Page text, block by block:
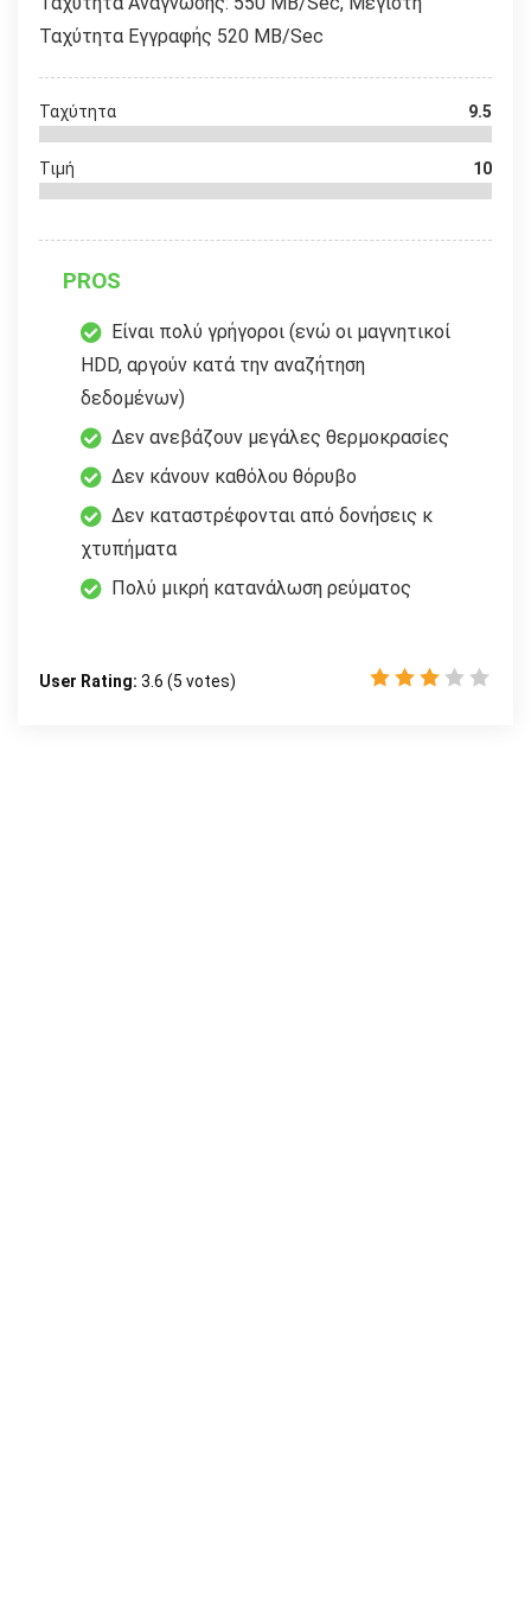
Ταχύτητα Εγγραφής 520 MB/Sec
Ταχύτητα 9.5
Τιμή 10
PROS
Είναι πολύ γρήγοροι (ενώ οι μαγνητικοί
HDD, αργούν κατά την αναζήτηση
δεδομένων)
Δεν ανεβάζουν μεγάλες θερμοκρασίες
Δεν κάνουν καθόλου θόρυβο
Δεν καταστρέφονται από δονήσεις κ
χτυπήματα
Πολύ μικρή κατανάλωση ρεύματος
User Rating: 3.6 (5 votes)